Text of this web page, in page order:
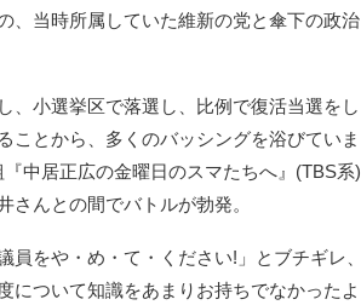
、当時所属していた維新の党と傘下の政治
、小選挙区で落選し、比例で復活当選をし
ことから、多くのバッシングを浴びていま
中居正広の金曜日のスマたちへ』(TBS系)
んとの間でバトルが勃発。
員をや・め・て・ください!」とブチギレ、
について知識をあまりお持ちでなかったよ